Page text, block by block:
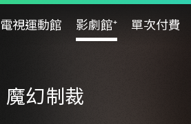
電視運動館 影劇館⁺ 單次付費
魔幻制裁